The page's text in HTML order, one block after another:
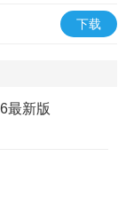
下载
最新版